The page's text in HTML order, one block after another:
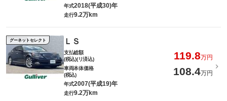
年式2018(平成30)年
走行9.2万km
グーネットセレクト ＬＳ
支払総額
(税込)(リ済込)
119.8万円
車両本体価格
(税込)
108.4万円
年式2007(平成19)年
走行9.2万km